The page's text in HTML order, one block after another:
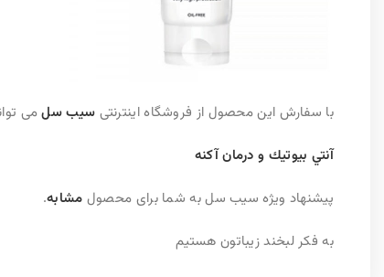
با سفارش این محصول از فروشگاه اینترنتی سیب سلمی
آنتي بيوتيك و درمان آكنه
پیشنهاد ویژه سیب سل به شما برای محصول مشابه.
به فکر لبخند زیباتون هستیم